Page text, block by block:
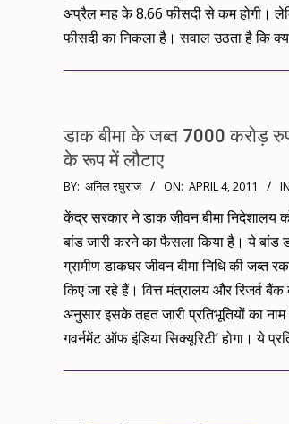
अप्रैल माह के 8.66 फीसदी से कम होगी।
फीसदी का निकला है। सवाल उठता है कि
डाक बीमा के जब्त 7000 करोड़
के रूप में लौटाए
2011-
04-
04
BY: अनिल रघुराज ON: APRIL 4, 2011
केंद्र सरकार ने डाक जीवन बीमा निदेशालय
बांड जारी करने का फैसला किया है। ये बांड
ग्रामीण डाकघर जीवन बीमा निधि की जब्त
किए जा रहे हैं। वित्त मंत्रालय और रिजर्व
अनुसार इसके तहत जारी प्रतिभूतियों का
गवर्नमेंट ऑफ इंडिया सिक्यूरिटी’ होगा। ये